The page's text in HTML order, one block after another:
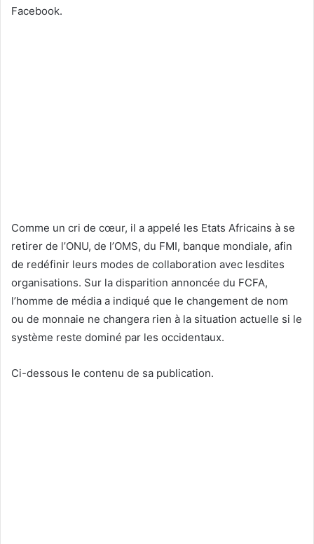
Facebook.
Comme un cri de cœur, il a appelé les Etats Africains à se
retirer de l’ONU, de l’OMS, du FMI, banque mondiale, afin
de redéfinir leurs modes de collaboration avec lesdites
organisations. Sur la disparition annoncée du FCFA,
l’homme de média a indiqué que le changement de nom
ou de monnaie ne changera rien à la situation actuelle si le
système reste dominé par les occidentaux.
Ci-dessous le contenu de sa publication.